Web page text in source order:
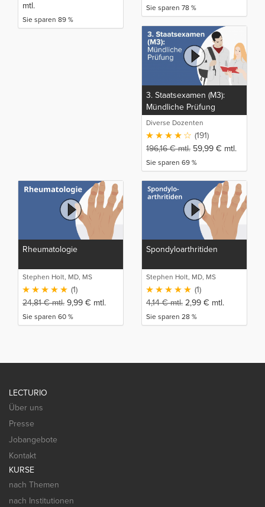
mtl.
Sie sparen 89 %
Sie sparen 78 %
3. Staatsexamen (M3):
Mündliche Prüfung
Diverse Dozenten
(191)
196,16€mtl. 59,99 € mtl.
Sie sparen 69 %
Rheumatologie
Stephen Holt, MD, MS
(1)
24,81€mtl. 9,99 € mtl.
Sie sparen 60 %
Spondyloarthritiden
Stephen Holt, MD, MS
(1)
4,14€mtl. 2,99 € mtl.
Sie sparen 28 %
LECTURIO
Über uns
Presse
Jobangebote
Kontakt
KURSE
nach Themen
nach Institutionen